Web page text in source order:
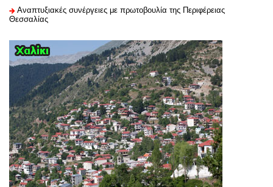
Αναπτυξιακές συνέργειες με πρωτοβουλία της Περιφέρειας
Θεσσαλίας